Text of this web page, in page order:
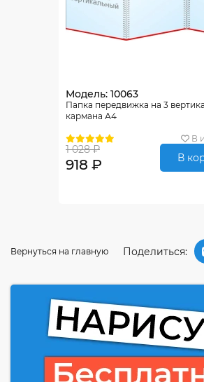
Модель: 10063
Папка передвижка на 3
кармана А4
В
1 028 ₽
918 ₽ В
Поделиться:
Вернуться на главную